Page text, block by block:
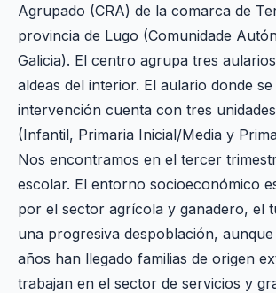
Agrupado (CRA) de la comarca de
provincia de Lugo (Comunidade
Galicia). El centro agrupa tres
aldeas del interior. El aulario donde
intervención cuenta con tres
(Infantil, Primaria Inicial/Media y
Nos encontramos en el tercer
escolar. El entorno socioeconómico
por el sector agrícola y ganadero, el
una progresiva despoblación,
años han llegado familias de origen
trabajan en el sector de servicios y